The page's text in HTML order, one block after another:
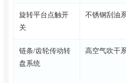
旋转平台点触开
关
不锈钢刮油
链条/齿轮传动转
盘系统
高空气吹干